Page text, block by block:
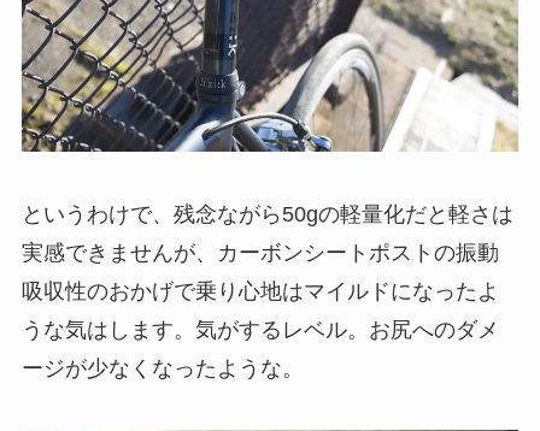
というわけで、残念ながら50gの軽量化だと軽さは
実感できませんが、カーボンシートポストの振動
吸収性のおかげで乗り心地はマイルドになったよ
うな気はします。気がするレベル。お尻へのダメ
ージが少なくなったような。